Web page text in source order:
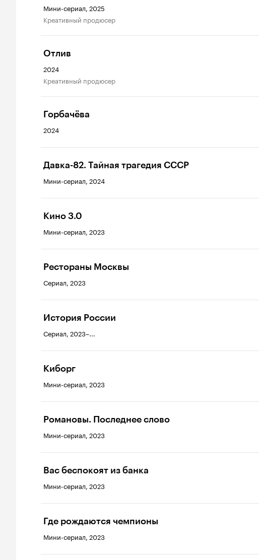
Мини-сериал, 2025
креативный продюсер
Отлив
2024
креативный продюсер
Горбачёва
2024
Давка-82. Тайная трагедия СССР
Мини-сериал, 2024
Кино 3.0
Мини-сериал, 2023
Рестораны Москвы
Сериал, 2023
История России
Сериал, 2023–...
Киборг
Мини-сериал, 2023
Романовы. Последнее слово
Мини-сериал, 2023
Вас беспокоят из банка
Мини-сериал, 2023
Где рождаются чемпионы
Мини-сериал, 2023